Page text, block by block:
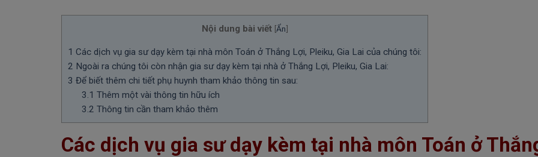
Nội dung bài viết [Ẩn]
1 Các dịch vụ gia sư dạy kèm tại nhà môn Toán ở Thắng Lợi, Pleiku, Gia Lai của chúng tôi:
2 Ngoài ra chúng tôi còn nhận gia sư dạy kèm tại nhà ở Thắng Lợi, Pleiku, Gia Lai:
3 Để biết thêm chi tiết phụ huynh tham khảo thông tin sau:
3.1 Thêm một vài thông tin hữu ích
3.2 Thông tin cần tham khảo thêm
Các dịch vụ gia sư dạy kèm tại nhà môn Toán ở